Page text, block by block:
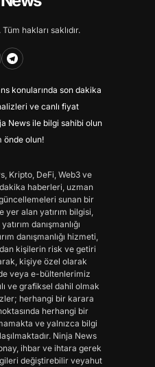
hakları saklıdır.
konularında son dakika
ve canlı fiyat
News ile bilgi sahibi olun
önde olun!
Kripto, DeFi, Web3 ve
haberleri, uzman
sunan bir
yer alan yatırım bilgisi,
danışmanlığı
danışmanlığı hizmeti,
kişilerin risk ve getiri
kişiye özel olarak
veya e-bültenlerimiz
ve grafiksel dahil olmak
herhangi bir karara
herhangi bir
ve yalnızca bilgi
Ninja News
ihbar ve ihtara gerek
değiştirebilir veyahut